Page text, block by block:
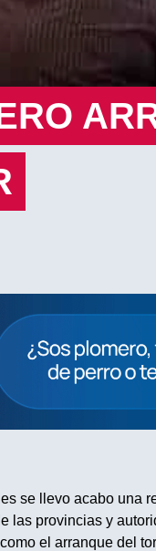
se llevo acabo una
las provincias y
el arranque del